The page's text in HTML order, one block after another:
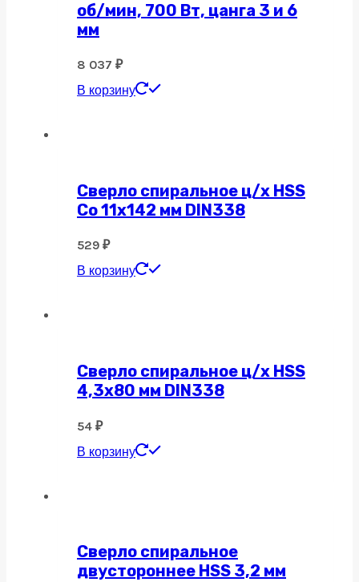
об/мин, 700 Вт, цанга 3 и 6
мм
8 037 ₽
В корзину
Сверло спиральное ц/х HSS
Co 11х142 мм DIN338
529 ₽
В корзину
Сверло спиральное ц/х HSS
4,3х80 мм DIN338
54 ₽
В корзину
Сверло спиральное
двустороннее HSS 3,2 мм